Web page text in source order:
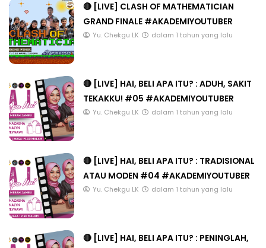
🔴 [LIVE] CLASH OF MATHEMATICIAN
GRAND FINALE #AKADEMIYOUTUBER
Yu. Chekgu LK dalam 1 tahun yang lalu
🔴 [LIVE] HAI, BELI APA ITU? : ADUH, SAKIT
TEKAKKU! #05 #AKADEMIYOUTUBER
Yu. Chekgu LK dalam 1 tahun yang lalu
🔴 [LIVE] HAI, BELI APA ITU? : TRADISIONAL
ATAU MODEN #04 #AKADEMIYOUTUBER
Yu. Chekgu LK dalam 1 tahun yang lalu
🔴 [LIVE] HAI, BELI APA ITU? : PENINGLAH,